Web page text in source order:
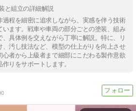
と組立の詳細解説
過程を細密に追求しながら、実感を伴う技術
います。戦車や車両の部分ごとの塗装、組み
具体例を交えながら丁寧に解説。特に、リ
、汚し技法など、模型の仕上がりを向上させ
心者から上級者まで細部にこだわる製作意欲
りをサポートします。